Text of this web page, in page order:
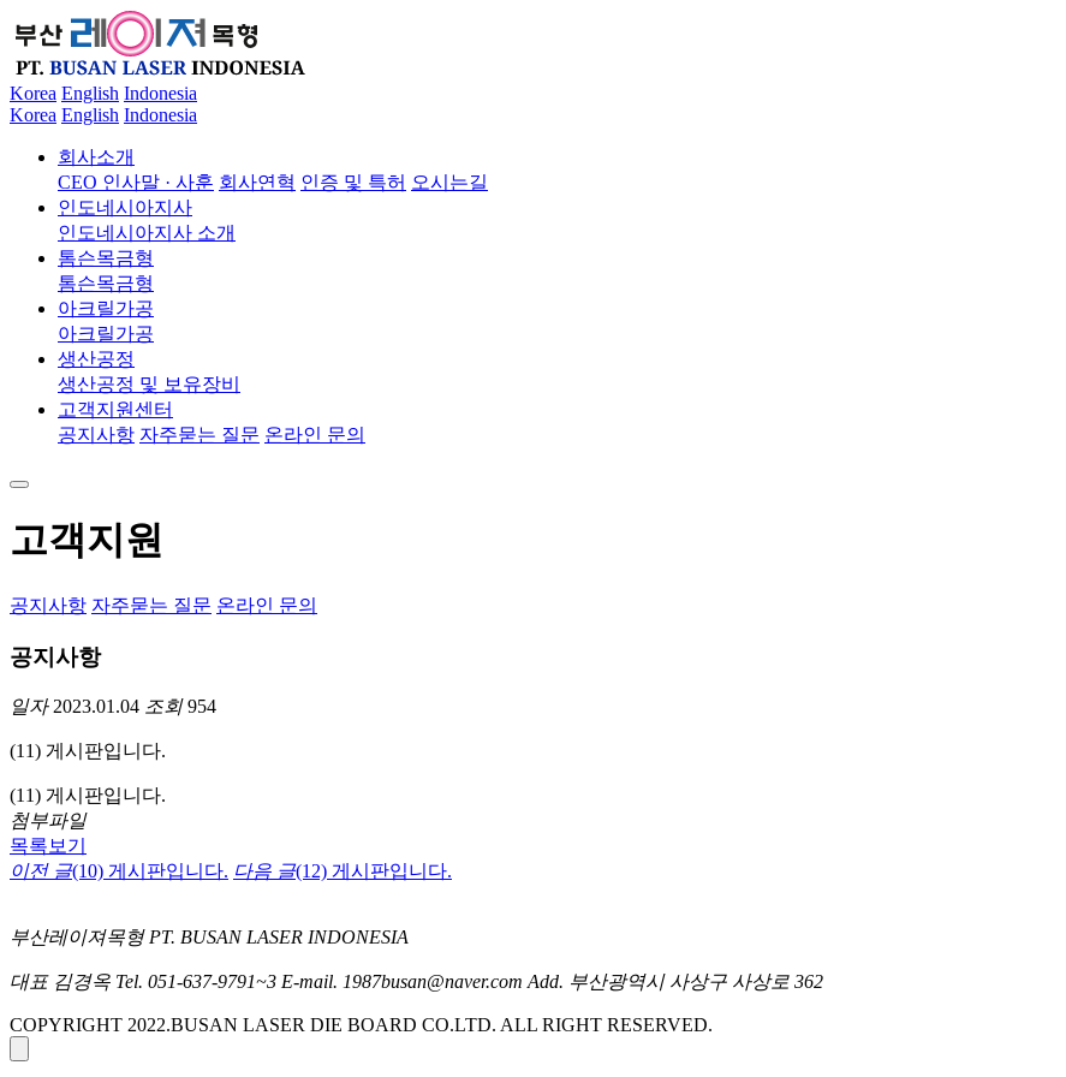
Korea English Indonesia
Korea English Indonesia
회사소개
CEO 인사말 · 사훈 회사연혁 인증 및 특허 오시는길
인도네시아지사
인도네시아지사 소개
톰슨목금형
톰슨목금형
아크릴가공
아크릴가공
생산공정
생산공정 및 보유장비
고객지원센터
공지사항 자주묻는 질문 온라인 문의
고객지원
공지사항 자주묻는 질문 온라인 문의
공지사항
일자2023.01.04 조회954
(11) 게시판입니다.
(11) 게시판입니다.
첨부파일
목록보기
이전 글(10) 게시판입니다. 다음 글(12) 게시판입니다.
부산레이져목형 PT. BUSAN LASER INDONESIA
대표 김경옥 Tel. 051-637-9791~3 E-mail. 1987busan@naver.com Add. 부산광역시 사상구 사상로 362
COPYRIGHT 2022.BUSAN LASER DIE BOARD CO.LTD. ALL RIGHT RESERVED.